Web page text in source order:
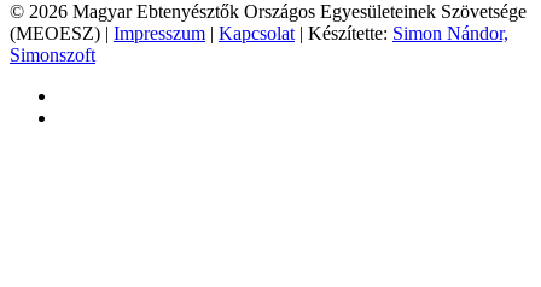
© 2026 Magyar Ebtenyésztők Országos Egyesületeinek Szövetsége
(MEOESZ) | Impresszum | Kapcsolat | Készítette: Simon Nándor,
Simonszoft